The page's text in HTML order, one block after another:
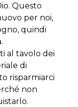
Questo
per noi,
quindi
al tavolo dei
di
risparmiarci
non